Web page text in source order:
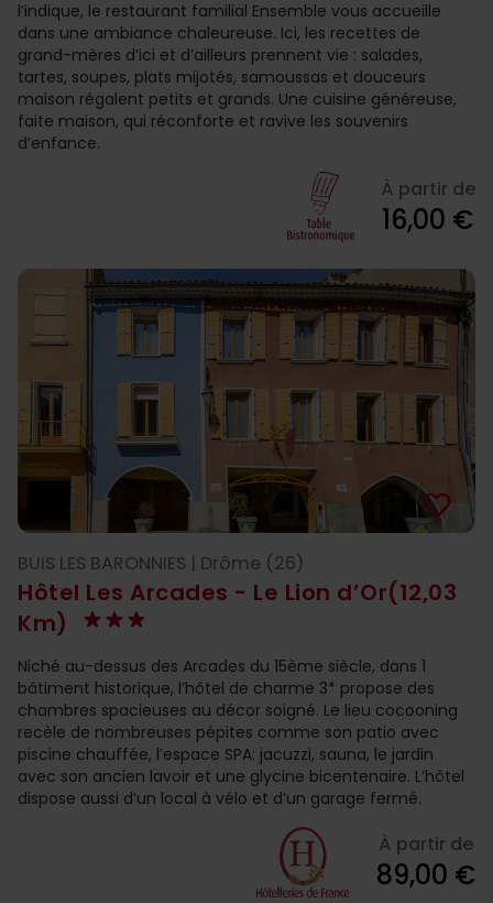
l’indique, le restaurant familial Ensemble vous accueille
dans une ambiance chaleureuse. Ici, les recettes de
grand-mères d’ici et d’ailleurs prennent vie : salades,
tartes, soupes, plats mijotés, samoussas et douceurs
maison régalent petits et grands. Une cuisine généreuse,
faite maison, qui réconforte et ravive les souvenirs
d’enfance.
À partir de
16,00 €
Hôtel Les Arcades - Le Lion d’Or(12,03
Km)
favorite_border
BUIS LES BARONNIES | Drôme (26)
Niché au-dessus des Arcades du 15ème siècle, dans 1
bâtiment historique, l’hôtel de charme 3* propose des
chambres spacieuses au décor soigné. Le lieu cocooning
recèle de nombreuses pépites comme son patio avec
piscine chauffée, l’espace SPA: jacuzzi, sauna, le jardin
avec son ancien lavoir et une glycine bicentenaire. L’hôtel
dispose aussi d’un local à vélo et d’un garage fermé.
À partir de
89,00 €